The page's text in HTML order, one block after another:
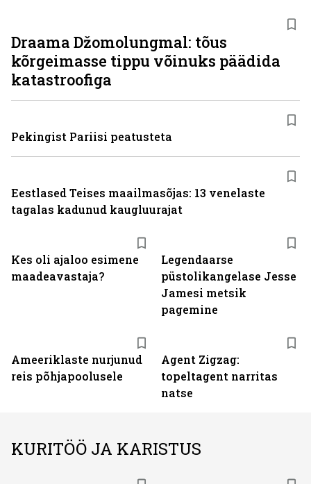
Kes oli ajaloo esimene
maadeavastaja?
Legendaarse
püstolikangelase Jesse
Jamesi metsik
pagemine
Ameeriklaste nurjunud
reis põhjapoolusele
Agent Zigzag:
topeltagent narritas
natse
Draama Džomolungmal: tõus
kõrgeimasse tippu võinuks päädida
katastroofiga
Pekingist Pariisi peatusteta
Eestlased Teises maailmasõjas: 13 venelaste
tagalas kadunud kaugluurajat
KURITÖÖ JA KARISTUS